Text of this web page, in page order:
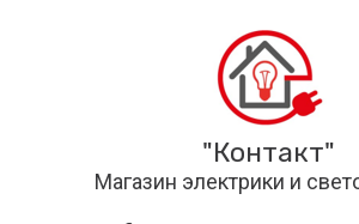
"Контакт"
Магазин электрики и